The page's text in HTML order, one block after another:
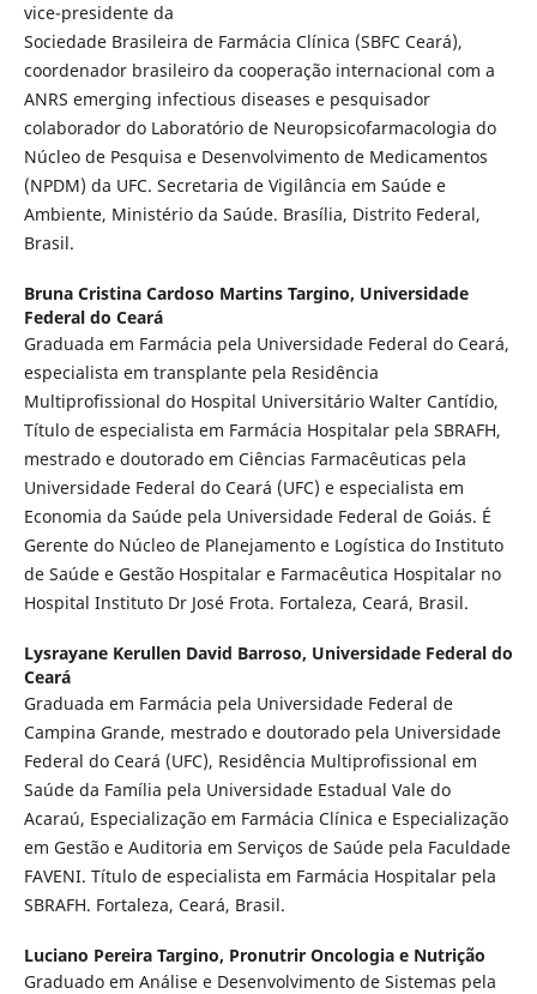
vice-presidente da
Sociedade Brasileira de Farmácia Clínica (SBFC Ceará),
coordenador brasileiro da cooperação internacional com a
ANRS emerging infectious diseases e pesquisador
colaborador do Laboratório de Neuropsicofarmacologia do
Núcleo de Pesquisa e Desenvolvimento de Medicamentos
(NPDM) da UFC. Secretaria de Vigilância em Saúde e
Ambiente, Ministério da Saúde. Brasília, Distrito Federal,
Brasil.
Bruna Cristina Cardoso Martins Targino, Universidade
Federal do Ceará
Graduada em Farmácia pela Universidade Federal do Ceará,
especialista em transplante pela Residência
Multiprofissional do Hospital Universitário Walter Cantídio,
Título de especialista em Farmácia Hospitalar pela SBRAFH,
mestrado e doutorado em Ciências Farmacêuticas pela
Universidade Federal do Ceará (UFC) e especialista em
Economia da Saúde pela Universidade Federal de Goiás. É
Gerente do Núcleo de Planejamento e Logística do Instituto
de Saúde e Gestão Hospitalar e Farmacêutica Hospitalar no
Hospital Instituto Dr José Frota. Fortaleza, Ceará, Brasil.
Lysrayane Kerullen David Barroso, Universidade Federal do
Ceará
Graduada em Farmácia pela Universidade Federal de
Campina Grande, mestrado e doutorado pela Universidade
Federal do Ceará (UFC), Residência Multiprofissional em
Saúde da Família pela Universidade Estadual Vale do
Acaraú, Especialização em Farmácia Clínica e Especialização
em Gestão e Auditoria em Serviços de Saúde pela Faculdade
FAVENI. Título de especialista em Farmácia Hospitalar pela
SBRAFH. Fortaleza, Ceará, Brasil.
Luciano Pereira Targino, Pronutrir Oncologia e Nutrição
Graduado em Análise e Desenvolvimento de Sistemas pela